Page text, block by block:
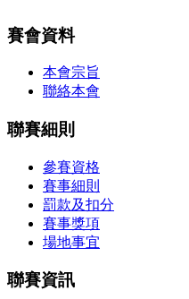
賽會資料
本會宗旨
聯絡本會
聯賽細則
參賽資格
賽事細則
罰款及扣分
賽事獎項
場地事宜
聯賽資訊